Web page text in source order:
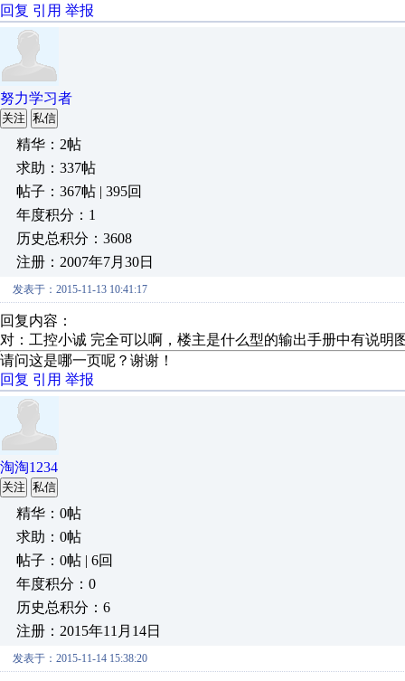
回复 引用 举报
努力学习者
关注 私信
精华：2帖
求助：337帖
帖子：367帖 | 395回
年度积分：1
历史总积分：3608
注册：2007年7月30日
发表于：2015-11-13 10:41:17
回复内容：
对：工控小诚 完全可以啊，楼主是什么型的输出手册中有说
请问这是哪一页呢？谢谢！
回复 引用 举报
淘淘1234
关注 私信
精华：0帖
求助：0帖
帖子：0帖 | 6回
年度积分：0
历史总积分：6
注册：2015年11月14日
发表于：2015-11-14 15:38:20